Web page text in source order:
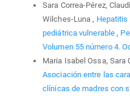
Sara Correa-Pérez,
Wilches-Luna , Hepatitis
pediátrica vulnerable,
Volumen 55 número 4.
Maria Isabel Ossa, Sara
Asociación entre las
clínicas de madres con